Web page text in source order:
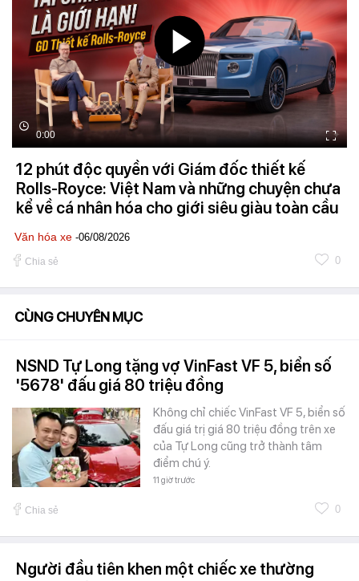
0:00
12 phút độc quyền với Giám đốc thiết kế
Rolls-Royce: Việt Nam và những chuyện chưa
kể về cá nhân hóa cho giới siêu giàu toàn cầu
Văn hóa xe -06/08/2026
Chia sẻ 0
CÙNG CHUYÊN MỤC
NSND Tự Long tặng vợ VinFast VF 5, biển số
'5678' đấu giá 80 triệu đồng
Không chỉ chiếc VinFast VF 5, biển số
đấu giá trị giá 80 triệu đồng trên xe
của Tự Long cũng trở thành tâm
điểm chú ý.
11 giờ trước
Chia sẻ 0
Người đầu tiên khen một chiếc xe thường